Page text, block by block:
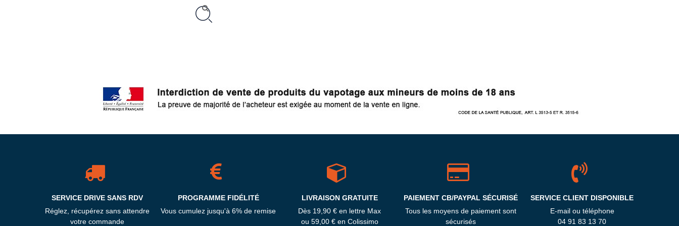
SERVICE DRIVE SANS RDV
Réglez, récupérez sans attendre
votre commande
PROGRAMME FIDÉLITÉ
Vous cumulez jusqu'à 6% de remise
LIVRAISON GRATUITE
Dès 19,90 € en lettre Max
ou 59,00 € en Colissimo
PAIEMENT CB/PAYPAL SÉCURISÉ
Tous les moyens de paiement sont
sécurisés
SERVICE CLIENT DISPONIBLE
E-mail ou téléphone
04 91 83 13 70